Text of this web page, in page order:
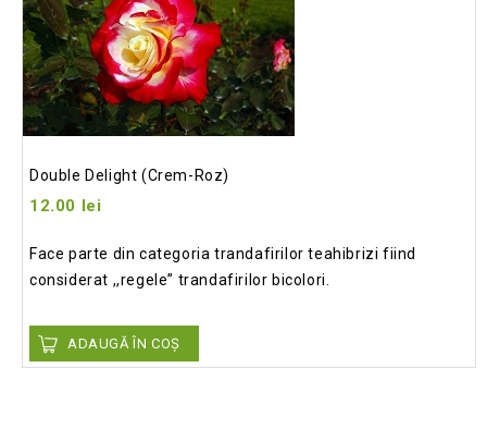
Double Delight (crem-Roz)
12.00 lei
Face parte din categoria trandafirilor teahibrizi fiind
considerat ,,regele” trandafirilor bicolori.
ADAUGĂ ÎN COȘ